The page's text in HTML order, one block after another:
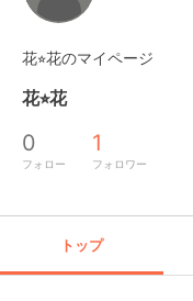
花⭐︎花のマイページ
花⭐︎花
0
フォロー
1
フォロワー
トップ